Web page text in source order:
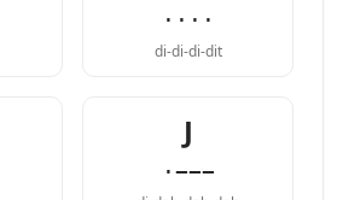
····
di-di-di-dit
J
·−−−